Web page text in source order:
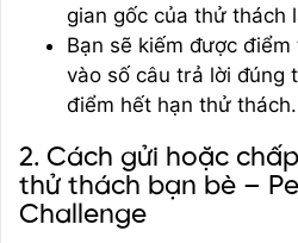
gian gốc của thử thách
Bạn sẽ kiếm được
vào số câu trả lời đúng
điểm hết hạn thử thách.
2. Cách gửi hoặc
thử thách bạn bè –
Challenge